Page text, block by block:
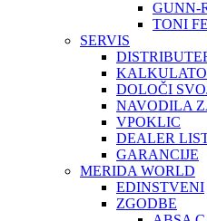
GUNN-
TONI
SERVIS
DOLOČI
NAVODILA
VPOKLIC
DEALER
GARANCIJE
MERIDA WORLD
EDINSTVENI
ZGODBE